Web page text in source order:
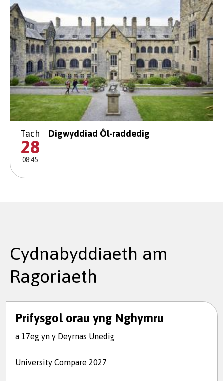
Tach
28
08:45
Digwyddiad Ôl-raddedig
Cydnabyddiaeth am
Ragoriaeth
Prifysgol orau yng Nghymru
a 17eg yn y Deyrnas Unedig
University Compare 2027